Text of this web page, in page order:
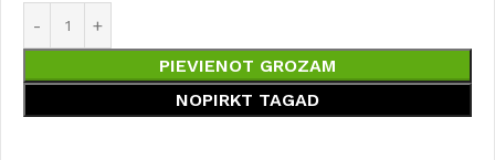
PIEVIENOT GROZAM
NOPIRKT TAGAD